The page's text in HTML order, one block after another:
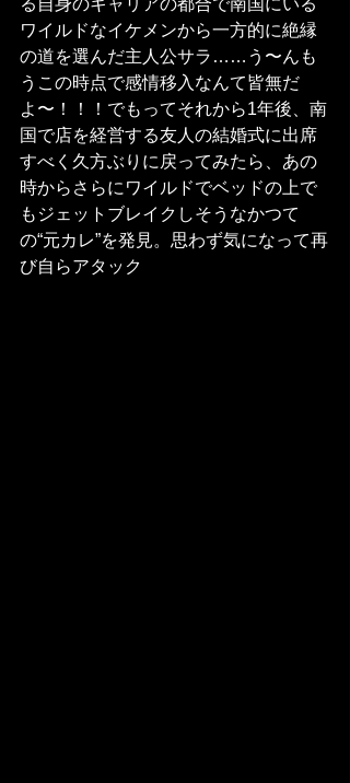
ワイルドなイケメンから一方的に絶縁
の道を選んだ主人公サラ……う〜んも
うこの時点で感情移入なんて皆無だ
よ〜！！！でもってそれから1年後、南
国で店を経営する友人の結婚式に出席
すべく久方ぶりに戻ってみたら、あの
時からさらにワイルドでベッドの上で
もジェットブレイクしそうなかつて
の“元カレ”を発見。思わず気になって再
び自らアタック